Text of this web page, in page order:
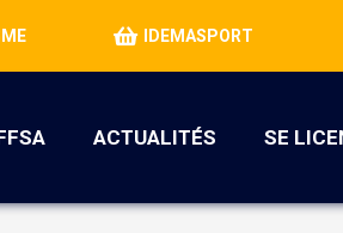
IDEMASPORT
ACTUALITÉS SE